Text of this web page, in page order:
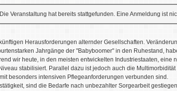
Die Veranstaltung hat bereits stattgefunden. Eine Anmeldung ist
Herausforderungen alternder Gesellschaften.
Jahrgänge der "Babyboomer" in den Ruhestand,
wir heute, in den meisten entwickelten Industriestaaten,
stabilisiert. Parallel dazu ist jedoch auch die
besonders intensiven Pflegeanforderungen verbunden sind.
sind die Bedarfe nach unbezahlter Sorgearbeit